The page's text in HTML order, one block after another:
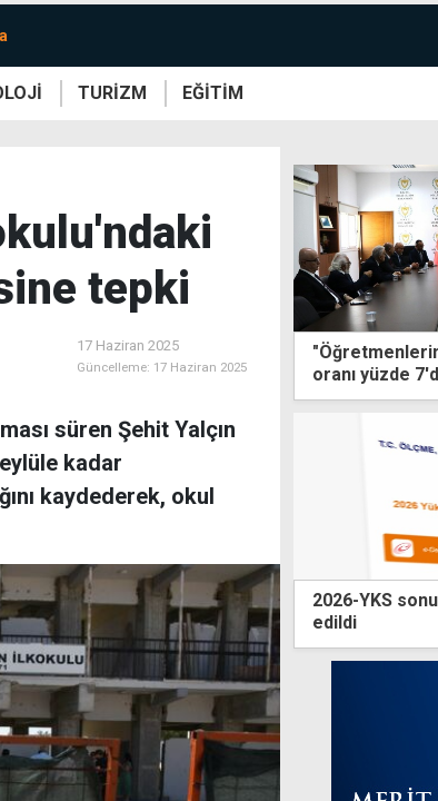
TURİZM EĞİTİM
tepki
17 Haziran 2025
Güncelleme: 17 Haziran 2025
süren Şehit Yalçın
kadar
kaydederek, okul
oranı yüzde
2026-YKS
edildi